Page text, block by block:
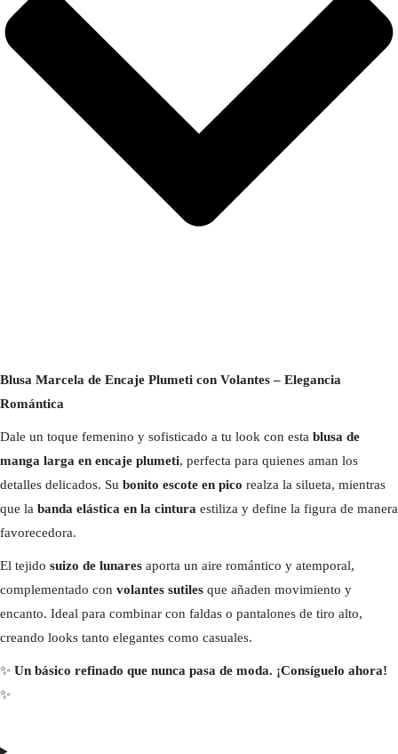
Blusa Marcela de Encaje Plumeti con Volantes – Elegancia
Romántica
Dale un toque femenino y sofisticado a tu look con esta blusa de
manga larga en encaje plumeti, perfecta para quienes aman los
detalles delicados. Su bonito escote en pico realza la silueta, mientras
que la banda elástica en la cintura estiliza y define la figura de manera
favorecedora.
El tejido suizo de lunares aporta un aire romántico y atemporal,
complementado con volantes sutiles que añaden movimiento y
encanto. Ideal para combinar con faldas o pantalones de tiro alto,
creando looks tanto elegantes como casuales.
✨ Un básico refinado que nunca pasa de moda. ¡Consíguelo ahora!
✨